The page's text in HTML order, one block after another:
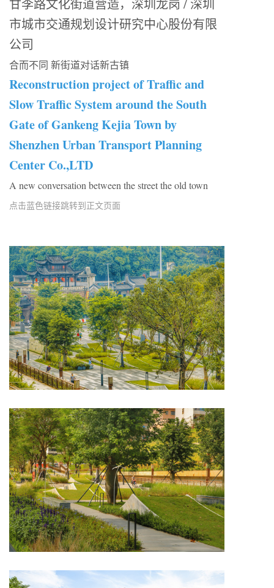
甘李路文化街道营造，深圳龙岗 / 深圳
市城市交通规划设计研究中心股份有限
公司
合而不同 新街道对话新古镇
Reconstruction project of Traffic and
Slow Traffic System around the South
Gate of Gankeng Kejia Town by
Shenzhen Urban Transport Planning
Center Co.,LTD
A new conversation between the street the old town
点击蓝色链接跳转到正文页面